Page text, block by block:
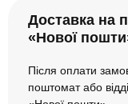
Доставка на
«Нової
Після оплати
поштомат або